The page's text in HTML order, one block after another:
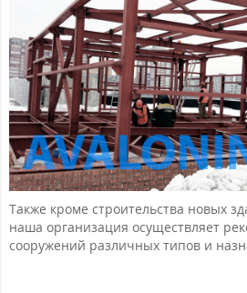
Также кроме строительства новых
наша организация осуществляет
сооружений различных типов и